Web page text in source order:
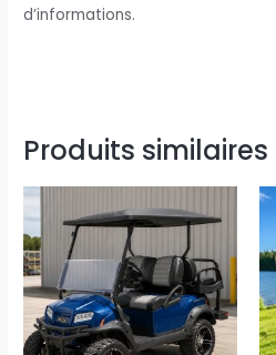
d’informations.
Produits similaires